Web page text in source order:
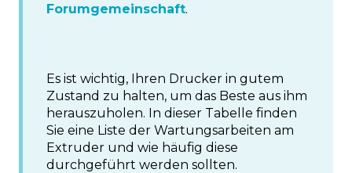
Forumgemeinschaft.
Es ist wichtig, Ihren Drucker in gutem
Zustand zu halten, um das Beste aus ihm
herauszuholen. In dieser Tabelle finden
Sie eine Liste der Wartungsarbeiten am
Extruder und wie häufig diese
durchgeführt werden sollten.